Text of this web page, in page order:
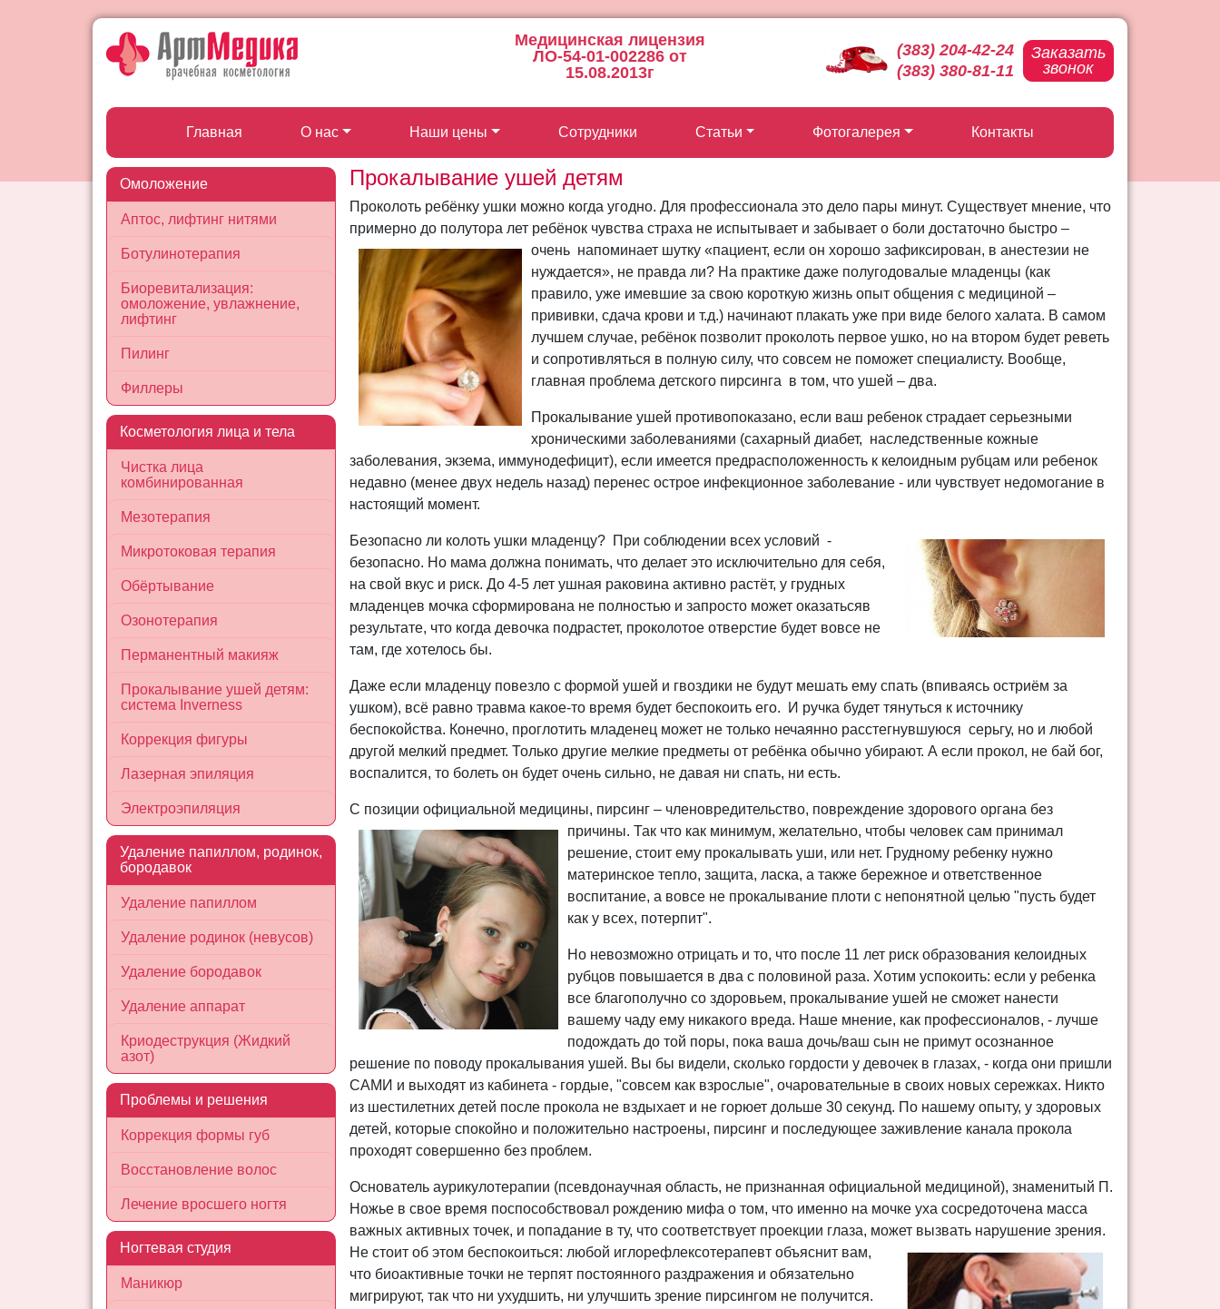
Заказать
звонок
(383) 204-42-24
(383) 380-81-11
Медицинская лицензия
ЛО-54-01-002286 от
15.08.2013г
Главная О нас Наши цены Сотрудники Статьи Фотогалерея Контакты
Омоложение
Аптос, лифтинг нитями
Ботулинотерапия
Биоревитализация:
омоложение, увлажнение,
лифтинг
Пилинг
Филлеры
Косметология лица и тела
Чистка лица
комбинированная
Мезотерапия
Микротоковая терапия
Обёртывание
Озонотерапия
Перманентный макияж
Прокалывание ушей детям:
система Inverness
Коррекция фигуры
Лазерная эпиляция
Электроэпиляция
Удаление папиллом, родинок,
бородавок
Удаление папиллом
Удаление родинок (невусов)
Удаление бородавок
Удаление аппарат
Криодеструкция (Жидкий
азот)
Проблемы и решения
Коррекция формы губ
Восстановление волос
Лечение вросшего ногтя
Ногтевая студия
Маникюр
Прокалывание ушей детям
Проколоть ребёнку ушки можно когда угодно. Для профессионала это дело пары минут. Существует мнение, что
примерно до полутора лет ребёнок чувства страха не испытывает и забывает о боли достаточно быстро –
очень напоминает шутку «пациент, если он хорошо зафиксирован, в анестезии не
нуждается», не правда ли? На практике даже полугодовалые младенцы (как
правило, уже имевшие за свою короткую жизнь опыт общения с медициной –
прививки, сдача крови и т.д.) начинают плакать уже при виде белого халата. В самом
лучшем случае, ребёнок позволит проколоть первое ушко, но на втором будет реветь
и сопротивляться в полную силу, что совсем не поможет специалисту. Вообще,
главная проблема детского пирсинга в том, что ушей – два.
Прокалывание ушей противопоказано, если ваш ребенок страдает серьезными
хроническими заболеваниями (сахарный диабет, наследственные кожные
заболевания, экзема, иммунодефицит), если имеется предрасположенность к келоидным рубцам или ребенок
недавно (менее двух недель назад) перенес острое инфекционное заболевание - или чувствует недомогание в
настоящий момент.
Безопасно ли колоть ушки младенцу? При соблюдении всех условий -
безопасно. Но мама должна понимать, что делает это исключительно для себя,
на свой вкус и риск. До 4-5 лет ушная раковина активно растёт, у грудных
младенцев мочка сформирована не полностью и запросто может оказатьсяв
результате, что когда девочка подрастет, проколотое отверстие будет вовсе не
там, где хотелось бы.
Даже если младенцу повезло с формой ушей и гвоздики не будут мешать ему спать (впиваясь остриём за
ушком), всё равно травма какое-то время будет беспокоить его. И ручка будет тянуться к источнику
беспокойства. Конечно, проглотить младенец может не только нечаянно расстегнувшуюся серьгу, но и любой
другой мелкий предмет. Только другие мелкие предметы от ребёнка обычно убирают. А если прокол, не бай бог,
воспалится, то болеть он будет очень сильно, не давая ни спать, ни есть.
С позиции официальной медицины, пирсинг – членовредительство, повреждение здорового органа без
причины. Так что как минимум, желательно, чтобы человек сам принимал
решение, стоит ему прокалывать уши, или нет. Грудному ребенку нужно
материнское тепло, защита, ласка, а также бережное и ответственное
воспитание, а вовсе не прокалывание плоти с непонятной целью "пусть будет
как у всех, потерпит".
Но невозможно отрицать и то, что после 11 лет риск образования келоидных
рубцов повышается в два с половиной раза. Хотим успокоить: если у ребенка
все благополучно со здоровьем, прокалывание ушей не сможет нанести
вашему чаду ему никакого вреда. Наше мнение, как профессионалов, - лучше
подождать до той поры, пока ваша дочь/ваш сын не примут осознанное
решение по поводу прокалывания ушей. Вы бы видели, сколько гордости у девочек в глазах, - когда они пришли
САМИ и выходят из кабинета - гордые, "совсем как взрослые", очаровательные в своих новых сережках. Никто
из шестилетних детей после прокола не вздыхает и не горюет дольше 30 секунд. По нашему опыту, у здоровых
детей, которые спокойно и положительно настроены, пирсинг и последующее заживление канала прокола
проходят совершенно без проблем.
Основатель аурикулотерапии (псевдонаучная область, не признанная официальной медициной), знаменитый П.
Ножье в свое время поспособствовал рождению мифа о том, что именно на мочке уха сосредоточена масса
важных активных точек, и попадание в ту, что соответствует проекции глаза, может вызвать нарушение зрения.
Не стоит об этом беспокоиться: любой иглорефлексотерапевт объяснит вам,
что биоактивные точки не терпят постоянного раздражения и обязательно
мигрируют, так что ни ухудшить, ни улучшить зрение пирсингом не получится.